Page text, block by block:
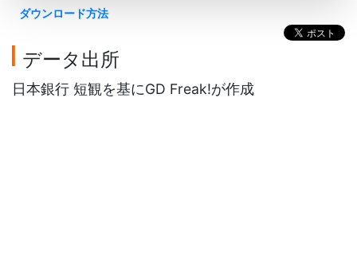
ダウンロード方法
データ出所
日本銀行 短観を基にGD Freak!が作成